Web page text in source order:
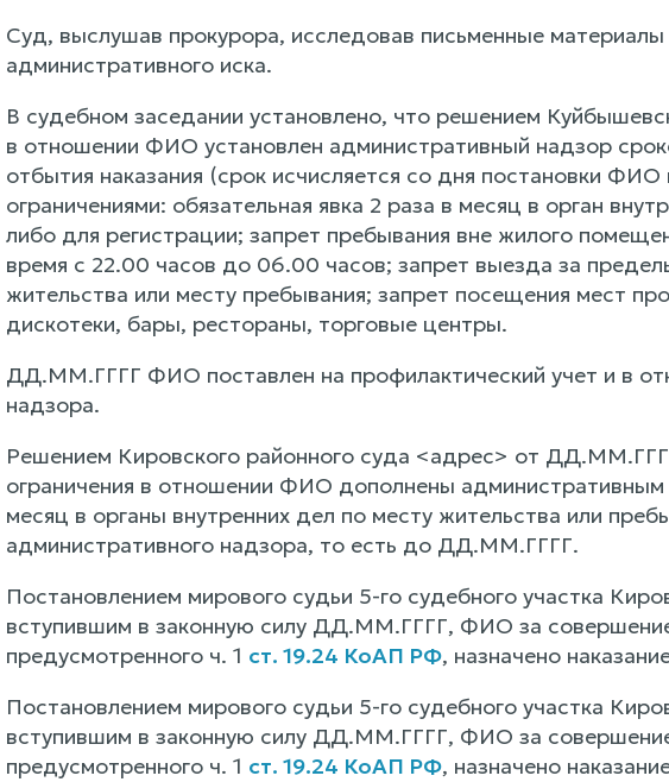
Суд, выслушав прокурора, исследовав письменные
административного иска.
В судебном заседании установлено, что решением
в отношении ФИО установлен административный надзор
отбытия наказания (срок исчисляется со дня постановки
ограничениями: обязательная явка 2 раза в месяц в орган
либо для регистрации; запрет пребывания вне жилого
время с 22.00 часов до 06.00 часов; запрет выезда за
жительства или месту пребывания; запрет посещения мест
дискотеки, бары, рестораны, торговые центры.
ДД.ММ.ГГГГ ФИО поставлен на профилактический учет и в
надзора.
Решением Кировского районного суда <адрес> от
ограничения в отношении ФИО дополнены административным
месяц в органы внутренних дел по месту жительства или
административного надзора, то есть до ДД.ММ.ГГГГ.
Постановлением мирового судьи 5-го судебного участка
вступившим в законную силу ДД.ММ.ГГГГ, ФИО за
предусмотренного ч. 1 ст. 19.24 КоАП РФ, назначено
Постановлением мирового судьи 5-го судебного участка
вступившим в законную силу ДД.ММ.ГГГГ, ФИО за
предусмотренного ч. 1 ст. 19.24 КоАП РФ, назначено